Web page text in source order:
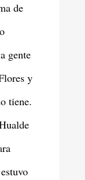
de
gente
y
tiene.